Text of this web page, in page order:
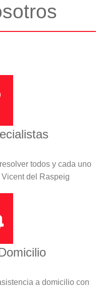
todos y cada uno
del Raspeig
a domicilio con